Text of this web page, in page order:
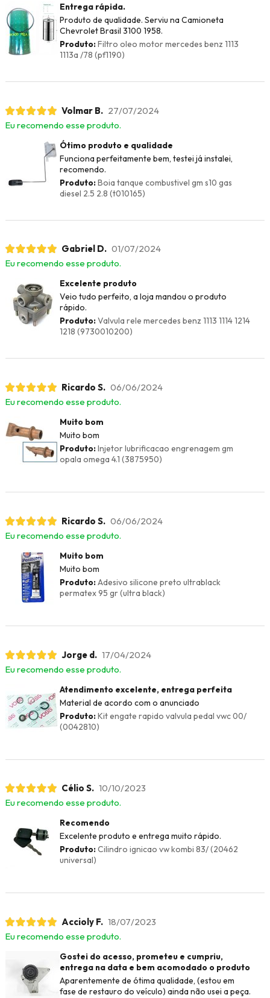
Entrega rápida.
Produto de qualidade. Serviu na Camioneta
Chevrolet Brasil 3100 1958.
Produto:Filtro oleo motor mercedes benz 1113
1113a /78 (pf1190)
Volmar B. 27/07/2024
Eu recomendo esse produto.
Ótimo produto e qualidade
Funciona perfeitamente bem, testei já instalei,
recomendo.
Produto:Boia tanque combustivel gm s10 gas
diesel 2.5 2.8 (t010165)
Gabriel D. 01/07/2024
Eu recomendo esse produto.
Excelente produto
Veio tudo perfeito, a loja mandou o produto
rápido.
Produto:Valvula rele mercedes benz 1113 1114 1214
1218 (9730010200)
Ricardo S. 06/06/2024
Eu recomendo esse produto.
Muito bom
Muito bom
Produto:Injetor lubrificacao engrenagem gm
opala omega 4.1 (3875950)
Ricardo S. 06/06/2024
Eu recomendo esse produto.
Muito bom
Muito bom
Produto:Adesivo silicone preto ultrablack
permatex 95 gr (ultra black)
Jorge d. 17/04/2024
Eu recomendo esse produto.
Atendimento excelente, entrega perfeita
Material de acordo com o anunciado
Produto:Kit engate rapido valvula pedal vwc 00/
(0042810)
Célio S. 10/10/2023
Eu recomendo esse produto.
Recomendo
Excelente produto e entrega muito rápido.
Produto:Cilindro ignicao vw kombi 83/ (20462
universal)
Accioly F. 18/07/2023
Eu recomendo esse produto.
Gostei do acesso, prometeu e cumpriu,
entrega na data e bem acomodado o produto
Aparentemente de ótima qualidade, (estou em
fase de restauro do veículo) ainda não usei a peça.